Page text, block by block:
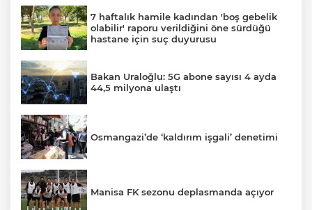
7 haftalık hamile kadından 'boş gebelik
olabilir' raporu verildiğini öne sürdüğü
hastane için suç duyurusu
Bakan Uraloğlu: 5G abone sayısı 4 ayda
44,5 milyona ulaştı
Osmangazi’de ‘kaldırım işgali’ denetimi
Manisa FK sezonu deplasmanda açıyor